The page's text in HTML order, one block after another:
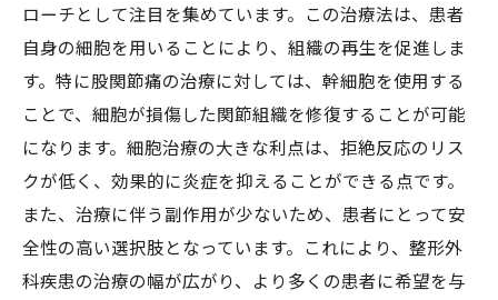
ローチとして注目を集めています。この治療法は、患者
自身の細胞を用いることにより、組織の再生を促進しま
す。特に股関節痛の治療に対しては、幹細胞を使用する
ことで、細胞が損傷した関節組織を修復することが可能
になります。細胞治療の大きな利点は、拒絶反応のリス
クが低く、効果的に炎症を抑えることができる点です。
また、治療に伴う副作用が少ないため、患者にとって安
全性の高い選択肢となっています。これにより、整形外
科疾患の治療の幅が広がり、より多くの患者に希望を与